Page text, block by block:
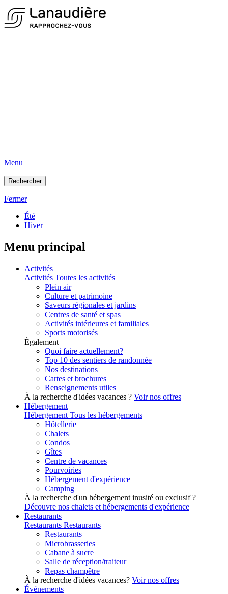
Menu
Rechercher
Fermer
Été
Hiver
Menu principal
Activités
Activités Toutes les activités
Plein air
Culture et patrimoine
Saveurs régionales et jardins
Centres de santé et spas
Activités intérieures et familiales
Sports motorisés
Également
Quoi faire actuellement?
Top 10 des sentiers de randonnée
Nos destinations
Cartes et brochures
Renseignements utiles
À la recherche d'idées vacances ? Voir nos offres
Hébergement
Hébergement Tous les hébergements
Hôtellerie
Chalets
Condos
Gîtes
Centre de vacances
Pourvoiries
Hébergement d'expérience
Camping
À la recherche d'un hébergement inusité ou exclusif ?
Découvre nos chalets et hébergements d'expérience
Restaurants
Restaurants Restaurants
Restaurants
Microbrasseries
Cabane à sucre
Salle de réception/traiteur
Repas champêtre
À la recherche d'idées vacances? Voir nos offres
Événements